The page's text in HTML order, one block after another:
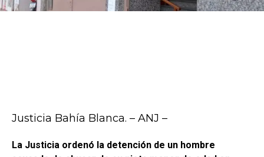
Justicia Bahía Blanca. – ANJ –
La Justicia ordenó la detención de un hombre